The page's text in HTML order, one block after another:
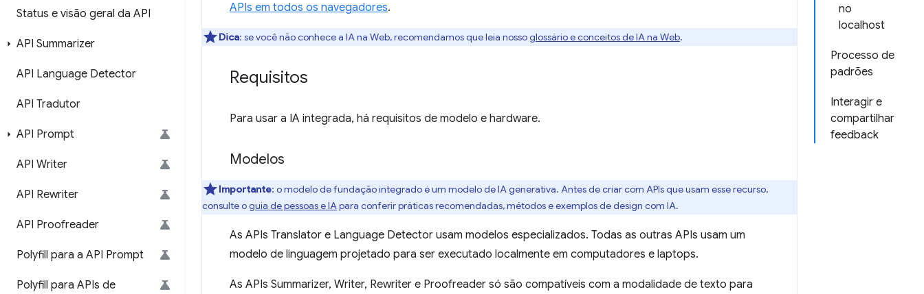
Status e visão geral da API
API Summarizer
API Language Detector
API Tradutor
API Prompt
API Writer
API Rewriter
API Proofreader
Polyfill para a API Prompt
Polyfill para APIs de
no
localhost
Processo de
padrões
Interagir e
compartilhar
feedback
APIs em todos os navegadores.
Dica: se você não conhece a IA na Web, recomendamos que leia nossoglossário e conceitos de IA na Web.
Requisitos
Para usar a IA integrada, há requisitos de modelo e hardware.
Modelos
Importante: o modelo de fundação integrado é um modelo de IA generativa. Antes de criar com APIs que usam esse recurso,
consulte oguia de pessoas e IApara conferir práticas recomendadas, métodos e exemplos de design com IA.
As APIs Translator e Language Detector usam modelos especializados. Todas as outras APIs usam um
modelo de linguagem projetado para ser executado localmente em computadores e laptops.
As APIs Summarizer, Writer, Rewriter e Proofreader só são compatíveis com a modalidade de texto para